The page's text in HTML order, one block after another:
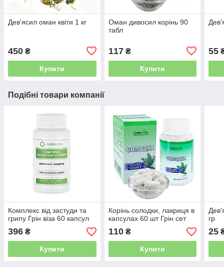
Дев'ясил оман квіти 1 кг
450 ₴
Купити
Оман дивосил корінь 90
табл
117₴
Купити
55
Подібні товари компанії
Комплекс від застуди та
грипу Грін віза 60 капсул
396 ₴
Купити
Корінь солодки, лакриця в
капсулах 60 шт Грін сет
110₴
Купити
гр
25